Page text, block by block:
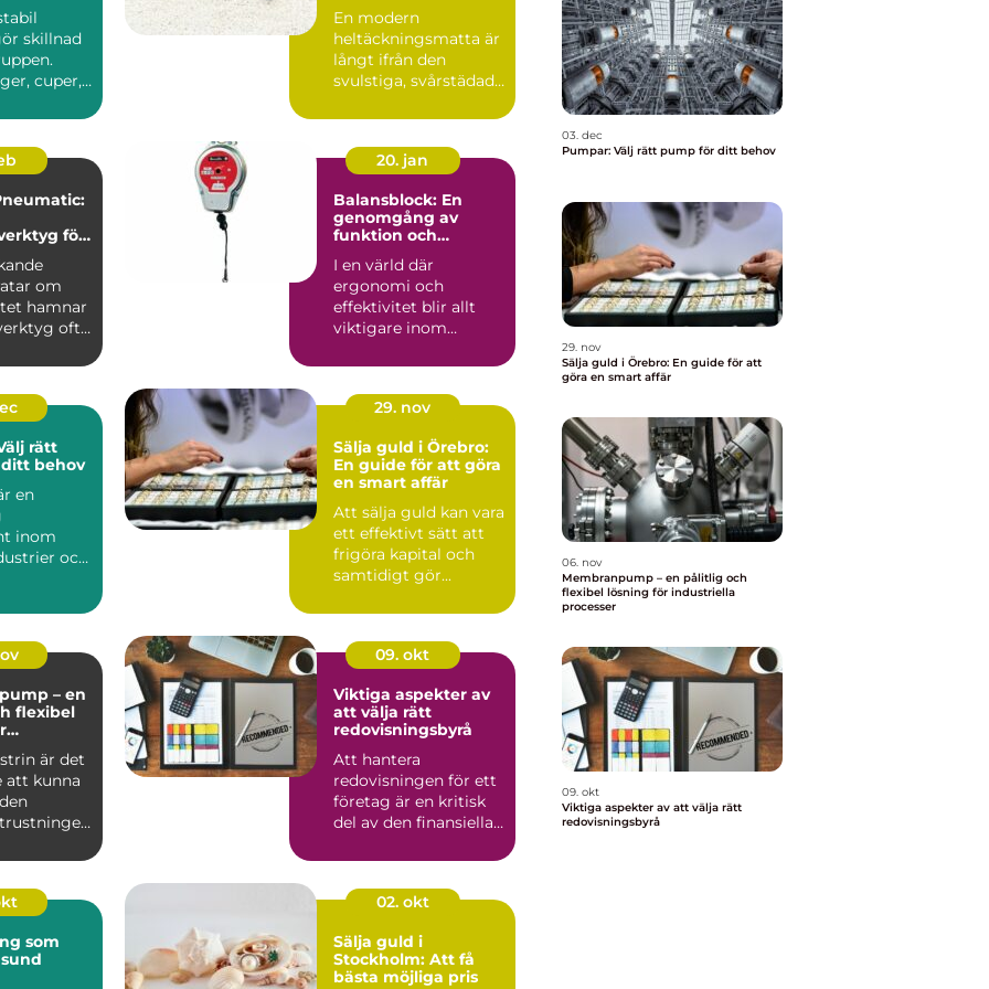
skillnad
cuper,
En modern
heltäckningsmatta är
långt ifrån den
svulstiga, svårstädade
minns från 70-...
för
om
hamnar
ofta
20. jan
Balansblock: En
genomgång av
funktion och
I en värld där
ergonomi och
effektivitet blir allt
viktigare inom
rätt
behov
en
inom
och
29. nov
Sälja guld i Örebro:
En guide för att göra
en smart affär
Att sälja guld kan vara
ett effektivt sätt att
frigöra kapital och
samtidigt gör...
– en
flexibel
är det
att kunna
09. okt
Viktiga aspekter av
att välja rätt
redovisningsbyrå
Att hantera
redovisningen för ett
företag är en kritisk
del av den finansiella
som
02. okt
Sälja guld i
Stockholm: Att få
bästa möjliga pris
03. dec
Pumpar: Välj rätt pump för ditt behov
29. nov
Sälja guld i Örebro: En guide för att
göra en smart affär
06. nov
Membranpump – en pålitlig och
flexibel lösning för industriella
processer
09. okt
Viktiga aspekter av att välja rätt
redovisningsbyrå